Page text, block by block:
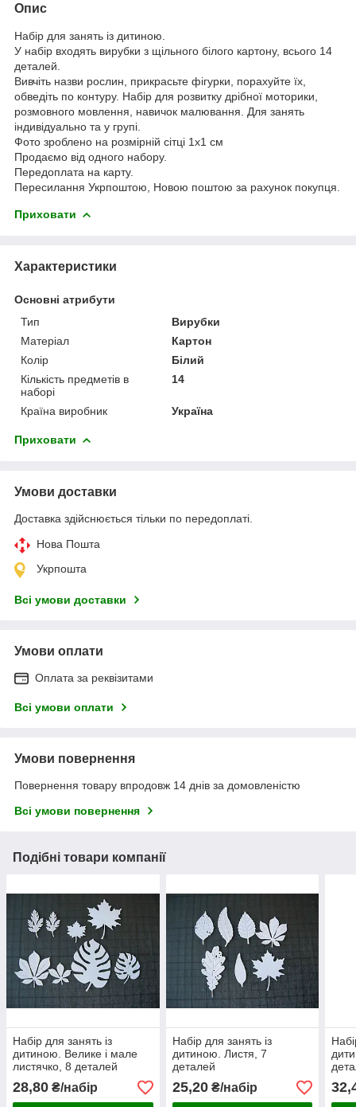
Опис
Набір для занять із дитиною.
У набір входять вирубки з щільного білого картону, всього 14
деталей.
Вивчіть назви рослин, прикрасьте фігурки, порахуйте їх,
обведіть по контуру. Набір для розвитку дрібної моторики,
розмовного мовлення, навичок малювання. Для занять
індивідуально та у групі.
Фото зроблено на розмірній сітці 1х1 см
Продаємо від одного набору.
Передоплата на карту.
Пересилання Укрпоштою, Новою поштою за рахунок покупця.
Приховати
Характеристики
Основні атрибути
Тип
Вирубки
Матеріал
Картон
Колір
Білий
Кількість предметів в
наборі
14
Країна виробник Україна
Приховати
Умови доставки
Доставка здійснюється тільки по передоплаті.
Нова Пошта
Укрпошта
Всі умови доставки
Умови оплати
Оплата за реквізитами
Всі умови оплати
Умови повернення
Повернення товару впродовж 14 днів за домовленістю
Всі умови повернення
Подібні товари компанії
Набір для занять із
дитиною. Велике і мале
листячко, 8 деталей
28,80 ₴/набір
Набір для занять із
дитиною. Листя, 7
деталей
25,20₴/набір